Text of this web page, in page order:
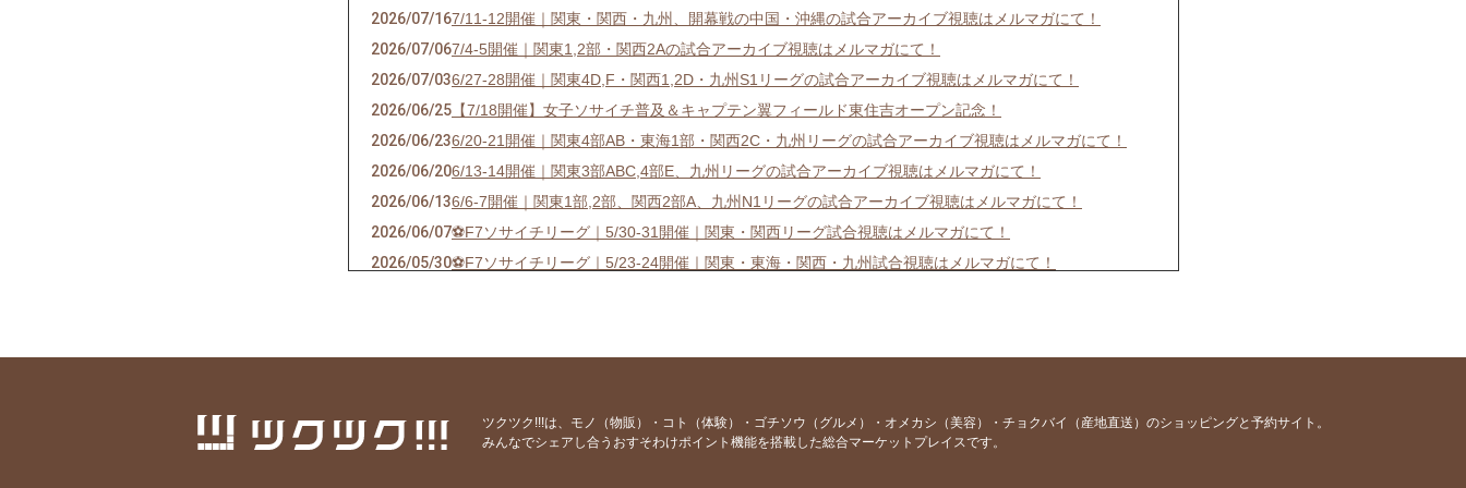
2026/07/167/11-12開催｜関東・関西・九州、開幕戦の中国・沖縄の試合アーカイブ視聴はメルマガにて！
2026/07/067/4-5開催｜関東1,2部・関西2Aの試合アーカイブ視聴はメルマガにて！
2026/07/036/27-28開催｜関東4D,F・関西1,2D・九州S1リーグの試合アーカイブ視聴はメルマガにて！
2026/06/25 【7/18開催】女子ソサイチ普及＆キャプテン翼フィールド東住吉オープン記念！
2026/06/236/20-21開催｜関東4部AB・東海1部・関西2C・九州リーグの試合アーカイブ視聴はメルマガにて！
2026/06/206/13-14開催｜関東3部ABC,4部E、九州リーグの試合アーカイブ視聴はメルマガにて！
2026/06/136/6-7開催｜関東1部,2部、関西2部A、九州N1リーグの試合アーカイブ視聴はメルマガにて！
2026/06/07⚽F7ソサイチリーグ｜5/30-31開催｜関東・関西リーグ試合視聴はメルマガにて！
2026/05/30⚽F7ソサイチリーグ｜5/23-24開催｜関東・東海・関西・九州試合視聴はメルマガにて！
2026/05/17⚽F7ソサイチリーグ｜5/9-10開催｜関東・関西・九州試合視聴はメルマガにて！
⚽F7ソサイチリーグ｜4/18-19開催｜関東・東海・関西・九州試合視聴はメルマガにて！
2026/04/18
⚽F7ソサイチリーグ｜4/11-12開催｜関東・関西・九州試合視聴はメルマガにて！
ツクツク!!!は、モノ（物販）・コト（体験）・ゴチソウ（グルメ）・オメカシ（美容）・チョクバイ（産地直送）のショッピングと予約サイト。
みんなでシェアし合うおすそわけポイント機能を搭載した総合マーケットプレイスです。